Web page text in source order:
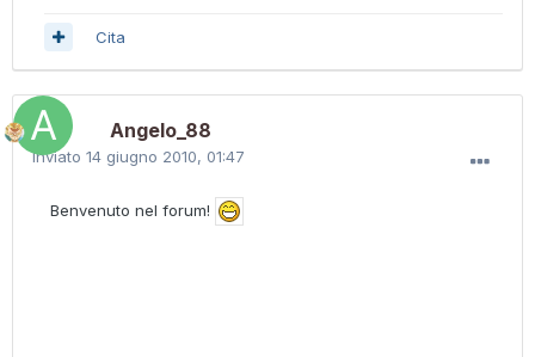
Cita
Angelo_88
Inviato 14 giugno 2010, 01:47
Benvenuto nel forum!